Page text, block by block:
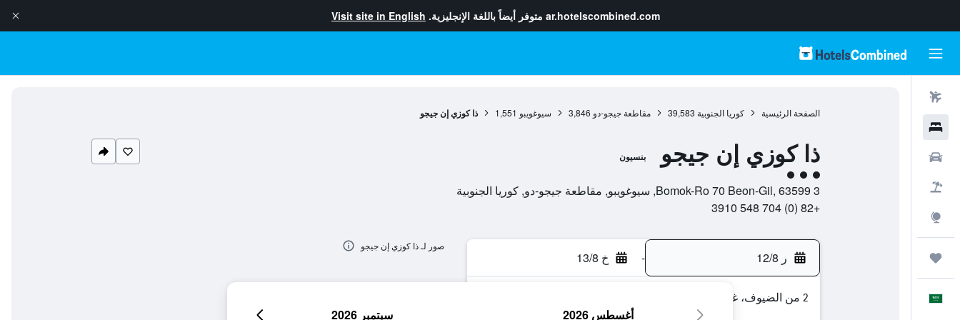
ar.hotelscombined.com متوفر أيضاً باللغة الإنجليزية. Visit site in English
الصفحة الرئيسية كوريا الجنوبية 39,583 مقاطعة جيجو-دو 3,846 سيوغويبو 1,551 ذا كوزي إن جيجو
ذا كوزي إن جيجو بنسيون
تقييم فئة 3
3 Bomok-Ro 70 Beon-Gil, 63599, سيوغويبو, مقاطعة جيجو-دو, كوريا الجنوبية
+82 (0) 704 548 3910
ر 12/8 - خ 13/8
2 من الضيوف، غرفة واحدة
صور لـ ذا كوزي إن جيجو
أغسطس 2026 سبتمبر 2026